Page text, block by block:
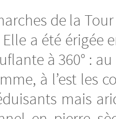
de la
a été érigée
à 360° :
à l’est les
mais